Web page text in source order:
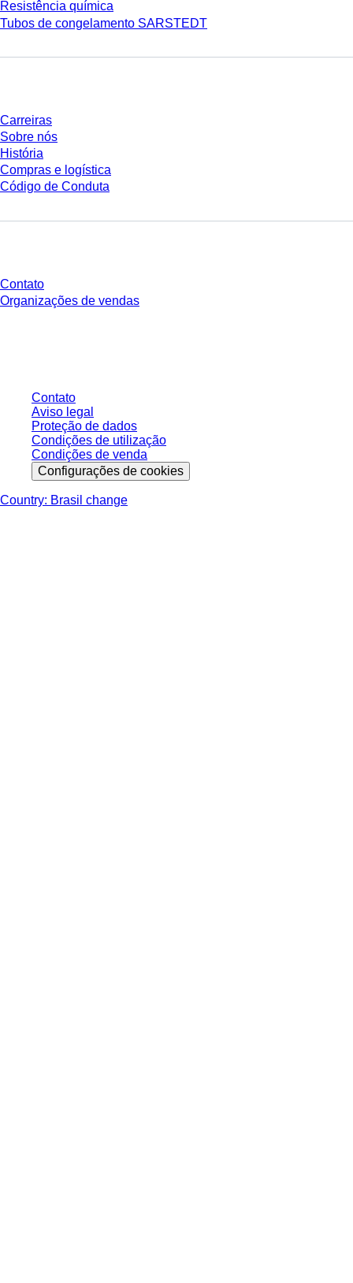
Resistência química
Tubos de congelamento SARSTEDT
Carreiras
Sobre nós
História
Compras e logística
Código de Conduta
Contato
Organizações de vendas
Contato
Aviso legal
Proteção de dados
Condições de utilização
Condições de venda
Configurações de cookies
Country: Brasil change